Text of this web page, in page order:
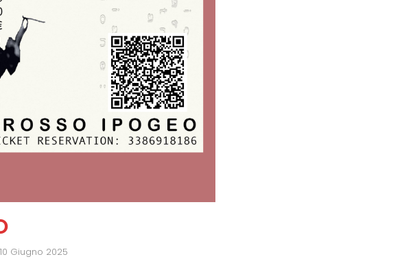
10 Giugno 2025